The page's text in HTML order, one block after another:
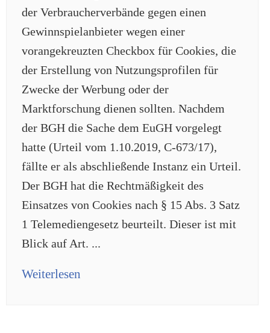
der Verbraucherverbände gegen einen
Gewinnspielanbieter wegen einer
vorangekreuzten Checkbox für Cookies, die
der Erstellung von Nutzungsprofilen für
Zwecke der Werbung oder der
Marktforschung dienen sollten. Nachdem
der BGH die Sache dem EuGH vorgelegt
hatte (Urteil vom 1.10.2019, C-673/17),
fällte er als abschließende Instanz ein Urteil.
Der BGH hat die Rechtmäßigkeit des
Einsatzes von Cookies nach § 15 Abs. 3 Satz
1 Telemediengesetz beurteilt. Dieser ist mit
Blick auf Art. ...
Weiterlesen